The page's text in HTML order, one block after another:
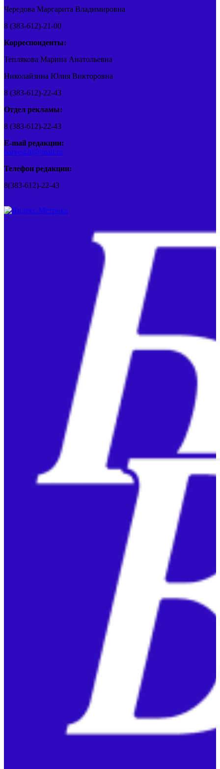
Чередова Маргарита Владимировна
8 (383-612)-21-00
Корреспонденты:
Теплякова Марина Анатольевна
Николайзина Юлия Викторовна
8 (383-612)-22-43
Отдел рекламы:
8 (383-612)-22-43
E-mail редакции:
barvest20@mail.ru
Телефон редакции:
8(383-612)-22-43